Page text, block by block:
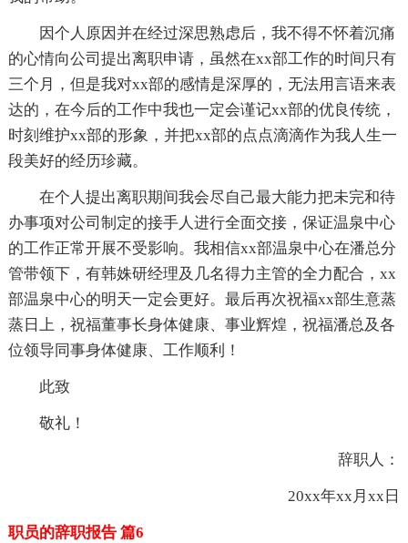
因个人原因并在经过深思熟虑后，我不得不怀着沉痛
的心情向公司提出离职申请，虽然在xx部工作的时间只有
三个月，但是我对xx部的感情是深厚的，无法用言语来表
达的，在今后的工作中我也一定会谨记xx部的优良传统，
时刻维护xx部的形象，并把xx部的点点滴滴作为我人生一
段美好的经历珍藏。
在个人提出离职期间我会尽自己最大能力把未完和待
办事项对公司制定的接手人进行全面交接，保证温泉中心
的工作正常开展不受影响。我相信xx部温泉中心在潘总分
管带领下，有韩姝研经理及几名得力主管的全力配合，xx
部温泉中心的明天一定会更好。最后再次祝福xx部生意蒸
蒸日上，祝福董事长身体健康、事业辉煌，祝福潘总及各
位领导同事身体健康、工作顺利！
此致
敬礼！
辞职人：
20xx年xx月xx日
职员的辞职报告 篇6